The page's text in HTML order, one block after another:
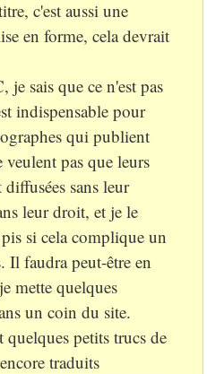
c'est aussi une
en forme, cela devrait
je sais que ce n'est pas
indispensable pour
qui publient
veulent pas que leurs
sans leur
leur droit, et je le
si cela complique un
Il faudra peut-être en
mette quelques
un coin du site.
quelques petits trucs de
traduits